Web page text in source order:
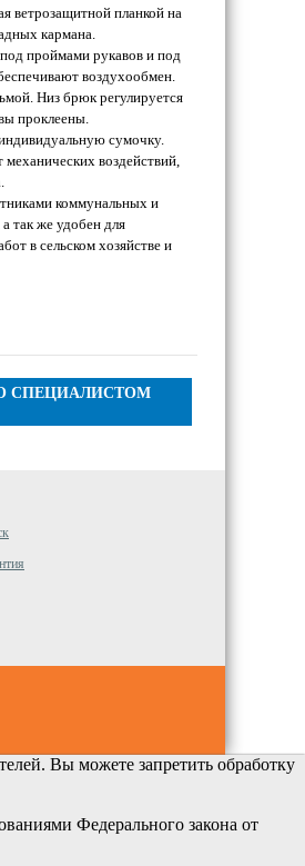
ветрозащитной планкой на
кармана.
проймами рукавов и под
воздухообмен.
Низ брюк регулируется
проклеены.
сумочку.
воздействий,
коммунальных и
так же удобен для
в сельском хозяйстве и
СПЕЦИАЛИСТОМ
Вы можете запретить обработку
Федерального закона от